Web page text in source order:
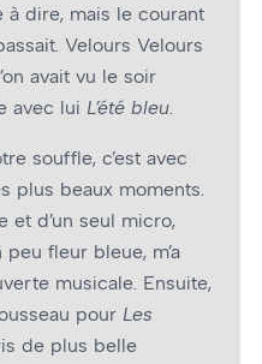
dire, mais le courant
Velours Velours
avait vu le soir
avec lui L’été bleu.
souffle, c’est avec
plus beaux moments.
et d’un seul micro,
fleur bleue, m’a
musicale. Ensuite,
pour Les
de plus belle